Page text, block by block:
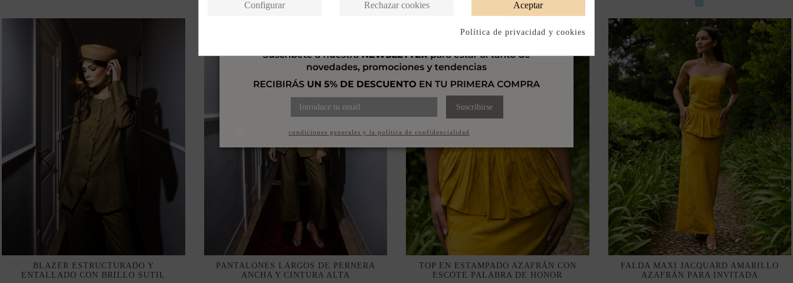
BLAZER ESTRUCTURADO Y
ENTALLADO CON BRILLO SUTIL
PANTALONES LARGOS DE PERNERA
ANCHA Y CINTURA ALTA
TOP EN ESTAMPADO AZAFRÁN CON
ESCOTE PALABRA DE HONOR
FALDA MAXI JACQUARD AMARILLO
AZAFRÁN PARA INVITADA
Suscribirse
condiciones generales y la política de confidencialidad
Aceptar
Rechazar cookies
Configurar
Política de privacidad y cookies